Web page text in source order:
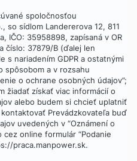
spoločnosťou
so sídlom Landererova 12, 811
IČO: 35958898, zapísaná v OR
číslo: 37879/B (ďalej len
s nariadením GDPR a ostatnými
spôsobom a v rozsahu
o ochrane osobných údajov”;
žiadať získať viac informácií o
alebo budem si chcieť uplatniť
Prevádzkovateľa buď
uvedených v “Oznámení o
online formulár “Podanie
praca.manpower.sk.